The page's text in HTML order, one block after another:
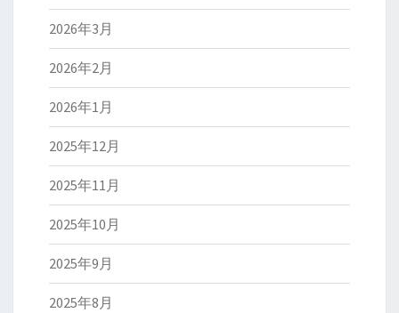
2026年3月
2026年2月
2026年1月
2025年12月
2025年11月
2025年10月
2025年9月
2025年8月